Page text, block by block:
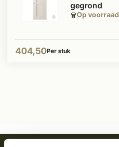
Op voorraad
gegrond
404,50Per stuk